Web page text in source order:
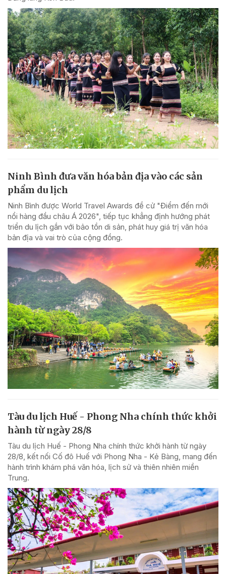
Ninh Bình đưa văn hóa bản địa vào các sản
phẩm du lịch
Ninh Bình được World Travel Awards đề cử "Điểm đến mới
nổi hàng đầu châu Á 2026", tiếp tục khẳng định hướng phát
triển du lịch gắn với bảo tồn di sản, phát huy giá trị văn hóa
bản địa và vai trò của cộng đồng.
Tàu du lịch Huế - Phong Nha chính thức khởi
hành từ ngày 28/8
Tàu du lịch Huế - Phong Nha chính thức khởi hành từ ngày
28/8, kết nối Cố đô Huế với Phong Nha - Kẻ Bàng, mang đến
hành trình khám phá văn hóa, lịch sử và thiên nhiên miền
Trung.